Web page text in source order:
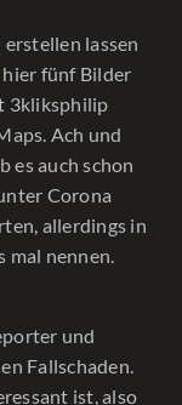
lassen
hier fünf Bilder
3kliksphilip
Ach und
es auch schon
Corona
allerdings in
mal nennen.
und
Fallschaden.
ist, also